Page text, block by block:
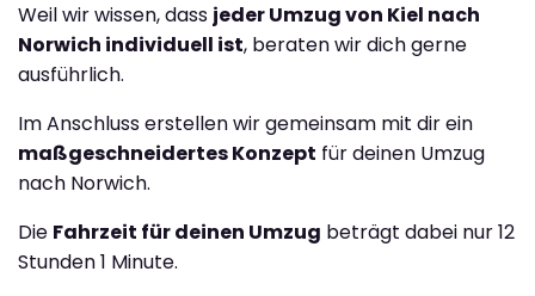
Weil wir wissen, dass jeder Umzug von Kiel nach
Norwich individuell ist, beraten wir dich gerne
ausführlich.
Im Anschluss erstellen wir gemeinsam mit dir ein
maßgeschneidertes Konzept für deinen Umzug
nach Norwich.
Die Fahrzeit für deinen Umzug beträgt dabei nur 12
Stunden 1 Minute.